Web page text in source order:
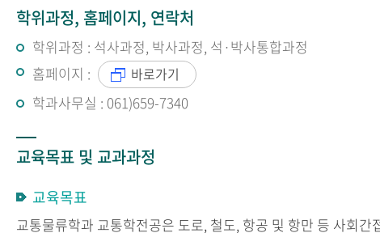
학위과정, 홈페이지, 연락처
학위과정 : 석사과정, 박사과정, 석·박사통합과정
홈페이지 :
바로가기
학과사무실 : 061)659-7340
교육목표 및 교과과정
교육목표
교통물류학과 교통학전공은 도로, 철도, 항공 및 항만 등 사회